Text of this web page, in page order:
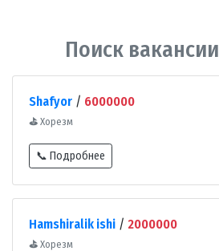
Поиск вакансии
Shafyor / 6000000
⛳ Хорезм
📞 Подробнее
Hamshiralik ishi / 2000000
⛳ Хорезм